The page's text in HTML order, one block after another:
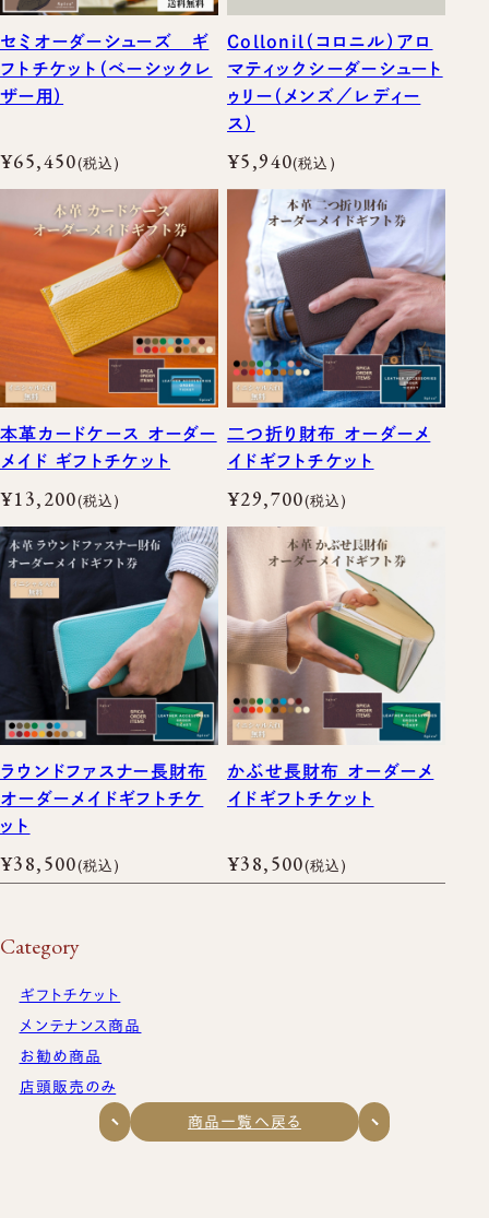
セミオーダーシューズ ギ
フトチケット（ベーシックレ
ザー用）
¥65,450(税込)
Collonil（コロニル）アロ
マティックシーダーシュート
ゥリー（メンズ／レディー
ス）
¥5,940(税込)
本革カードケース オーダー
メイド ギフトチケット
¥13,200(税込)
二つ折り財布 オーダーメ
イドギフトチケット
¥29,700(税込)
ラウンドファスナー長財布
オーダーメイドギフトチケ
ット
¥38,500(税込)
かぶせ長財布 オーダーメ
イドギフトチケット
¥38,500(税込)
Category
ギフトチケット
メンテナンス商品
お勧め商品
店頭販売のみ
商品一覧へ戻る